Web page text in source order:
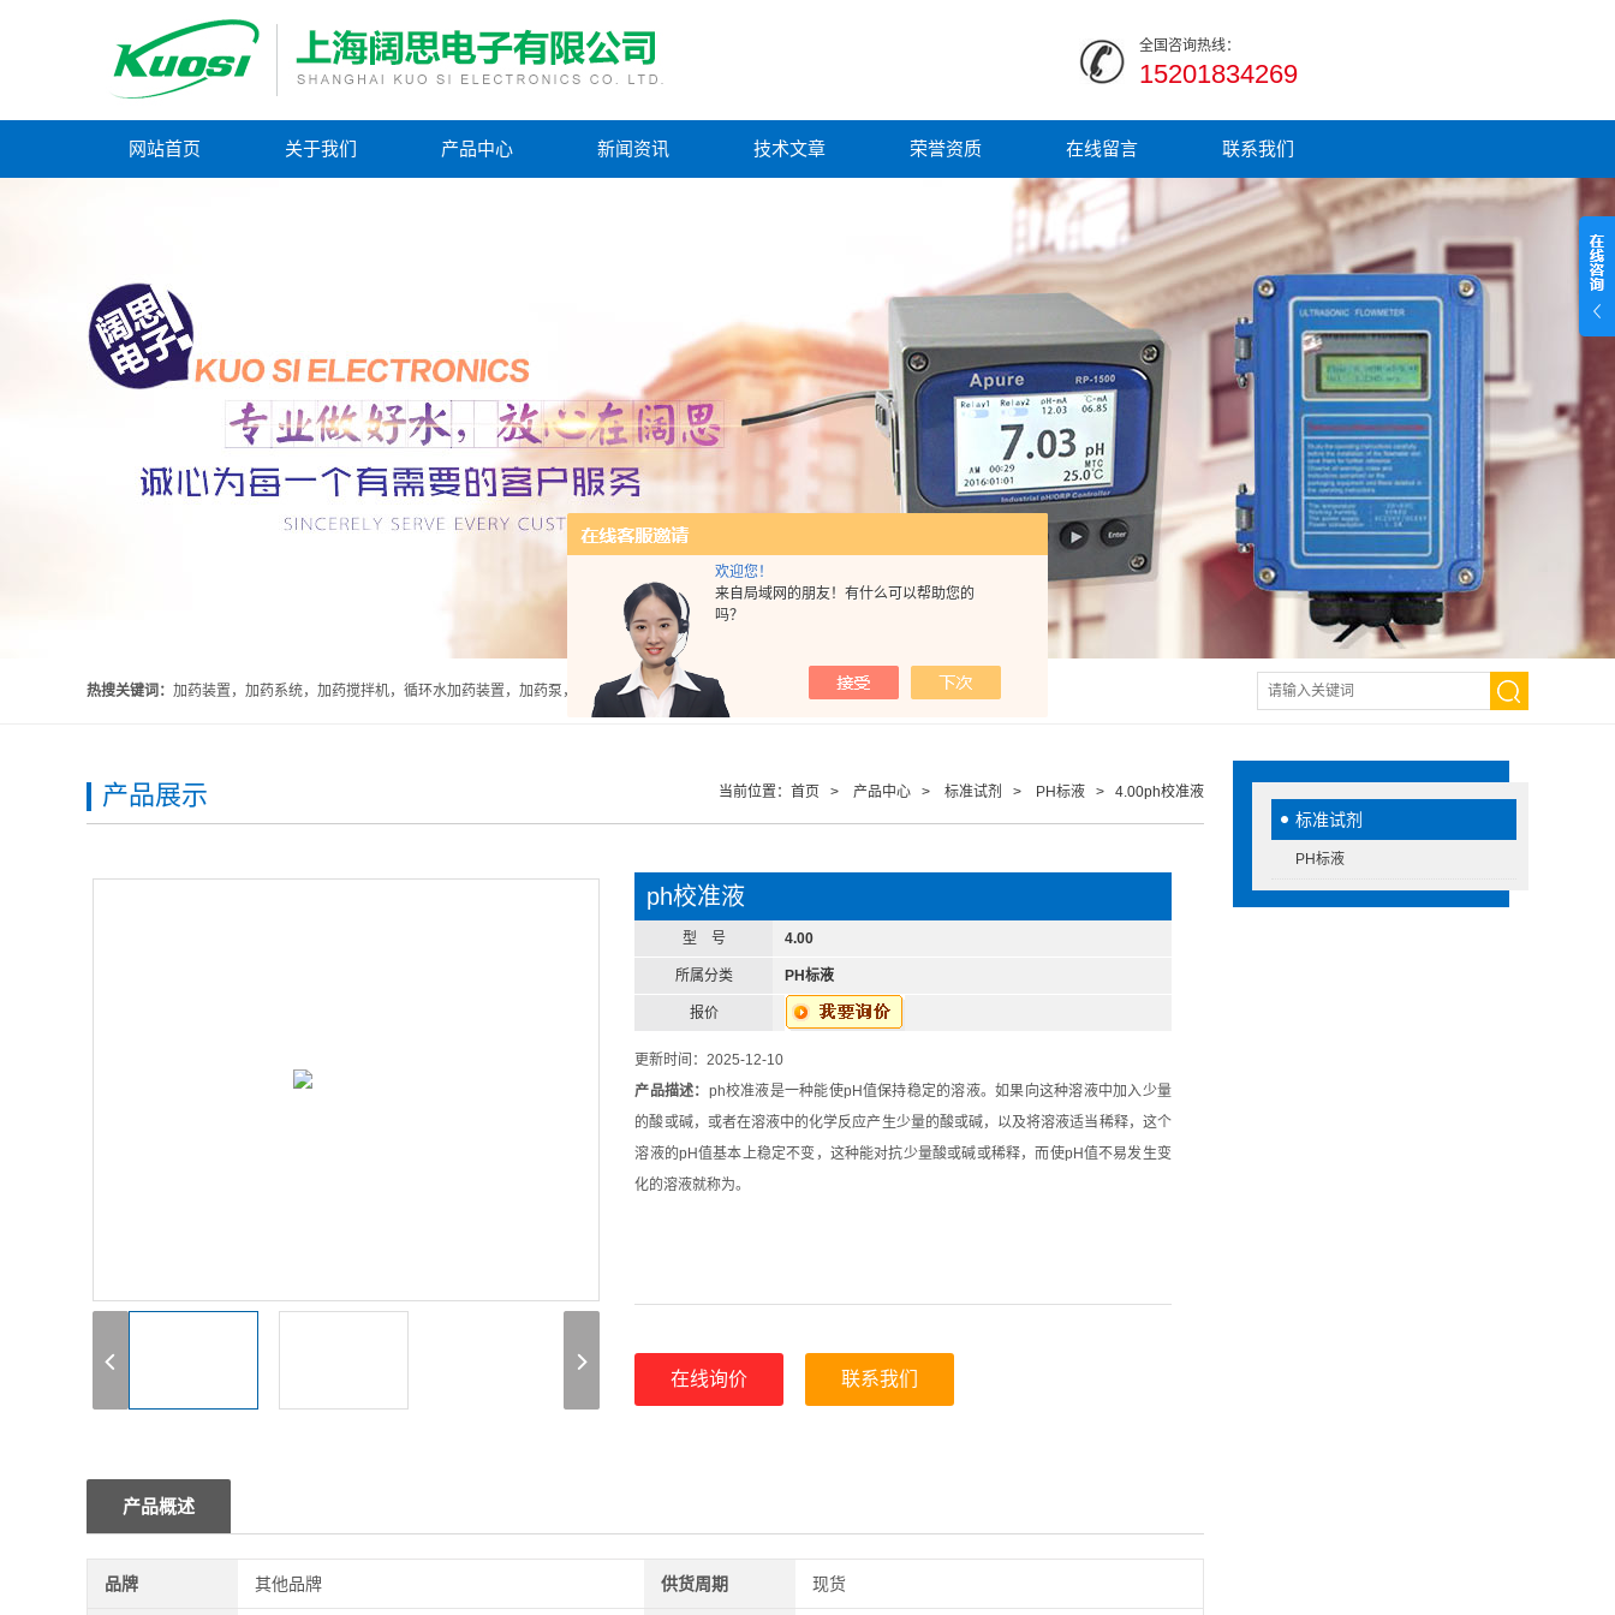
欢迎您！
来自局域网的朋友！有什么可以帮助您的
吗？
全国咨询热线：
15201834269
网站首页 关于我们 产品中心 新闻资讯 技术文章 荣誉资质 在线留言 联系我们
热搜关键词： 加药装置，加药系统，加药搅拌机，循环水加药装置，加药泵，计量泵，气动隔膜泵，PH计，酸度计 |
标准试剂
PH标液
当前位置： 首页 > 产品中心 > 标准试剂 > PH标液 > 4.00ph校准液
产品展示
ph校准液
型 号 4.00
所属分类 PH标液
报价
更新时间：2025-12-10
产品描述： ph校准液是一种能使pH值保持稳定的溶液。如果向这种溶液中加入少量
的酸或碱，或者在溶液中的化学反应产生少量的酸或碱，以及将溶液适当稀释，这个
溶液的pH值基本上稳定不变，这种能对抗少量酸或碱或稀释，而使pH值不易发生变
化的溶液就称为。
在线询价 联系我们
产品概述
品牌 其他品牌 供货周期 现货